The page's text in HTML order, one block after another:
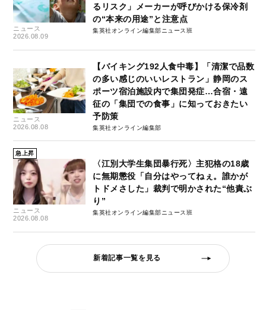
ニュース
2026.08.09
るリスク」メーカーが呼びかける保冷剤
の“本来の用途”と注意点
集英社オンライン編集部ニュース班
ニュース
2026.08.08
【バイキング192人食中毒】「清潔で品数
の多い感じのいいレストラン」静岡のス
ポーツ宿泊施設内で集団発症…合宿・遠
征の「集団での食事」に知っておきたい
予防策
集英社オンライン編集部
急上昇
ニュース
2026.08.08
〈江別大学生集団暴行死〉主犯格の18歳
に無期懲役「自分はやってねぇ。誰かが
トドメさした」裁判で明かされた“他責ぶ
り”
集英社オンライン編集部ニュース班
新着記事一覧を見る